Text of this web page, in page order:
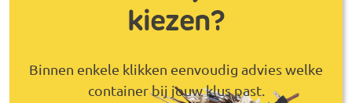
kiezen?
Binnen enkele klikken eenvoudig advies welke
container bij jouw klus past.